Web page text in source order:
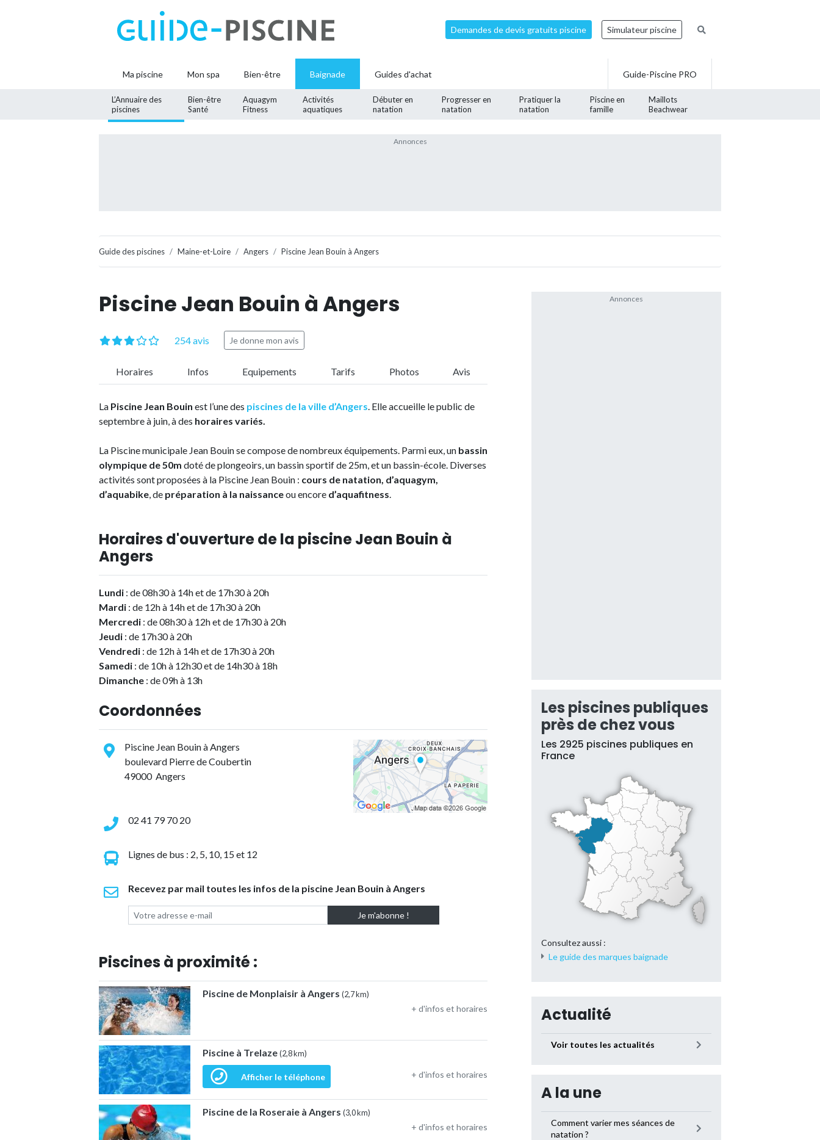
Demandes de devis gratuits piscine Simulateur piscine
Ma piscine Mon spa Bien-être Baignade
L’Annuaire des
piscines
Bien-être
Santé
Aquagym
Fitness
Activités
aquatiques
Débuter en
natation
Progresser en
natation
Pratiquer la
natation
Piscine en
famille
Maillots
Beachwear
Guides d'achat Guide-Piscine PRO
Guide des piscines Maine-et-Loire Angers Piscine Jean Bouin à Angers
Piscine Jean Bouin à Angers
254 avis Je donne mon avis
Horaires Infos Equipements Tarifs Photos Avis
La Piscine Jean Bouin est l’une des piscines de la ville d’Angers. Elle accueille le public de
septembre à juin, à des horaires variés.
La Piscine municipale Jean Bouin se compose de nombreux équipements. Parmi eux, un bassin
olympique de 50m doté de plongeoirs, un bassin sportif de 25m, et un bassin-école. Diverses
activités sont proposées à la Piscine Jean Bouin : cours de natation, d’aquagym,
d’aquabike, de préparation à la naissanceou encore d’aquafitness.
Horaires d'ouverture de la piscine Jean Bouin à
Angers
Lundi : de 08h30 à 14h et de 17h30 à 20h
Mardi : de 12h à 14h et de 17h30 à 20h
Mercredi : de 08h30 à 12h et de 17h30 à 20h
Jeudi : de 17h30 à 20h
Vendredi : de 12h à 14h et de 17h30 à 20h
Samedi : de 10h à 12h30 et de 14h30 à 18h
Dimanche : de 09h à 13h
Coordonnées
Piscine Jean Bouin à Angers
boulevard Pierre de Coubertin
49000 Angers
02 41 79 70 20
Lignes de bus : 2, 5, 10, 15 et 12
Recevez par mail toutes les infos de la piscine Jean Bouin à Angers
Piscines à proximité :
Piscine de Monplaisir à Angers (2,7 km)
+ d'infos et horaires
Piscine à Trelaze(2,8 km)
Afficher le téléphone + d'infos et horaires
Piscine de la Roseraie à Angers (3,0 km)
+ d'infos et horaires
Les piscines publiques
près de chez vous
Les 2925 piscines publiques en
France
Consultez aussi :
Le guide des marques baignade
Actualité
Voir toutes les actualités
A la une
Comment varier mes séances de
natation ?